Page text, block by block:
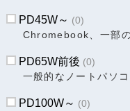
PD45W～ (0)
Chromebook、一部
PD65W前後 (0)
一般的なノートパソコ
PD100W～ (0)